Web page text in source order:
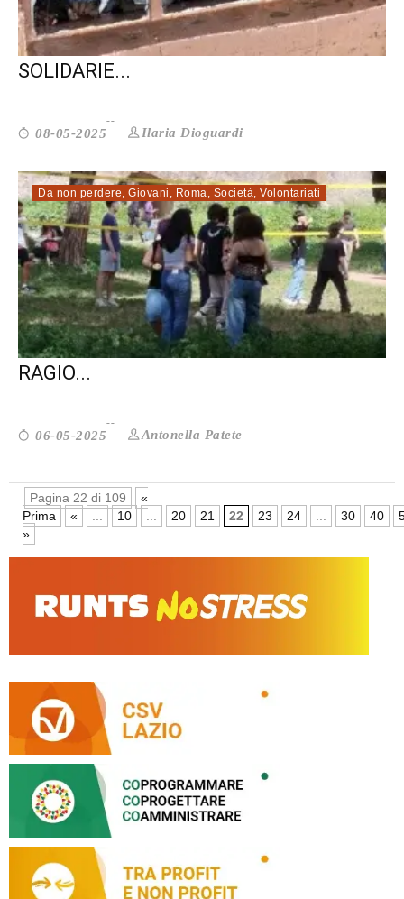
MAIS ODV: INCONTRARCI NELLA
SOLIDARIE...
08-05-2025 Ilaria Dioguardi
Da non perdere Giovani Roma Società Volontariati
COMUNITÀ EDUCANTI. PUNTARE A UN
RAGIO...
06-05-2025 Antonella Patete
Pagina 22 di 109
«
Prima
« 10 20 21 22 23 24 30 40
»